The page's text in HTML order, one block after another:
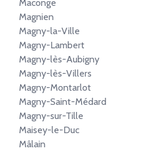
Maconge
Magnien
Magny-la-Ville
Magny-Lambert
Magny-lès-Aubigny
Magny-lès-Villers
Magny-Montarlot
Magny-Saint-Médard
Magny-sur-Tille
Maisey-le-Duc
Mâlain